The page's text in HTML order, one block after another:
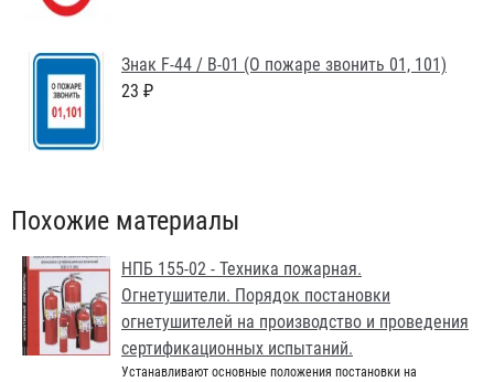
Знак F-44 / B-01 (О пожаре звонить 01, 101)
23 ₽
Похожие материалы
НПБ 155-02 - Техника пожарная.
Огнетушители. Порядок постановки
огнетушителей на производство и проведения
сертификационных испытаний.
Устанавливают основные положения постановки на